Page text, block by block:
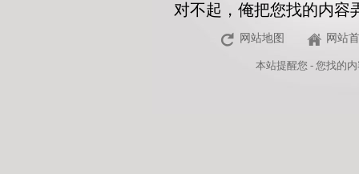
对不起，俺把您找的内容
网站地图 网站
本站提醒您 - 您找的